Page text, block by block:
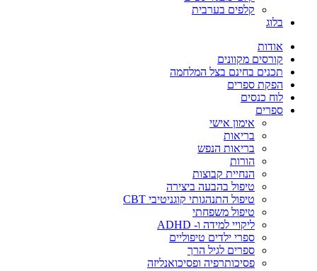
קלפים בערבית
בלוג
אודות
קורסים מקוונים
תכנים בחינם בצל המלחמה
הפקת ספרים
לוח כנסים
ספרים
אימון אישי
בריאות
בריאות הנפש
הורות
הנחיית קבוצות
טיפול בהבעה ביצירה
טיפול התנהגותי קוגניטיבי CBT
טיפול משפחתי
ליקויי למידה ו- ADHD
ספרי ילדים טיפוליים
ספרים לגיל הרך
פסיכותרפיה ופסיכואנליזה